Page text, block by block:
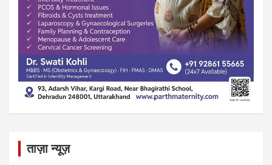
ताज़ा न्यूज़